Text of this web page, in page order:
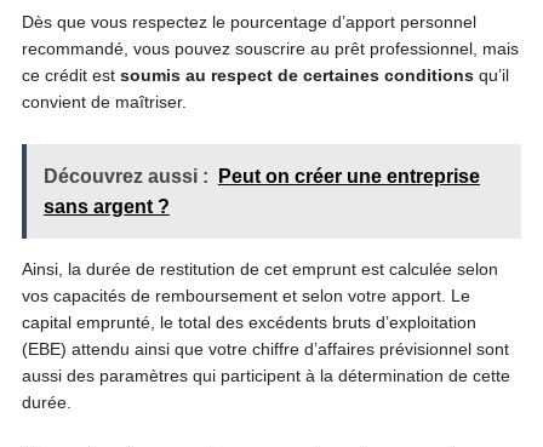
Dès que vous respectez le pourcentage d’apport personnel
recommandé, vous pouvez souscrire au prêt professionnel, mais
ce crédit est soumis au respect de certaines conditionsqu’il
convient de maîtriser.
Découvrez aussi :
Peut on créer une entreprise
sans argent ?
Ainsi, la durée de restitution de cet emprunt est calculée selon
vos capacités de remboursement et selon votre apport. Le
capital emprunté, le total des excédents bruts d’exploitation
(EBE) attendu ainsi que votre chiffre d’affaires prévisionnel sont
aussi des paramètres qui participent à la détermination de cette
durée.